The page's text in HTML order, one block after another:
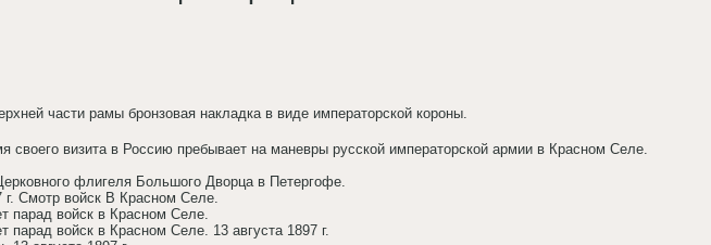
части рамы бронзовая накладка в виде императорской короны.
своего визита в Россию пребывает на маневры русской императорской армии в Красном Селе.
флигеля Большого Дворца в Петергофе.
г. Смотр войск В Красном Селе.
парад войск в Красном Селе.
войск в Красном Селе. 13 августа 1897 г.